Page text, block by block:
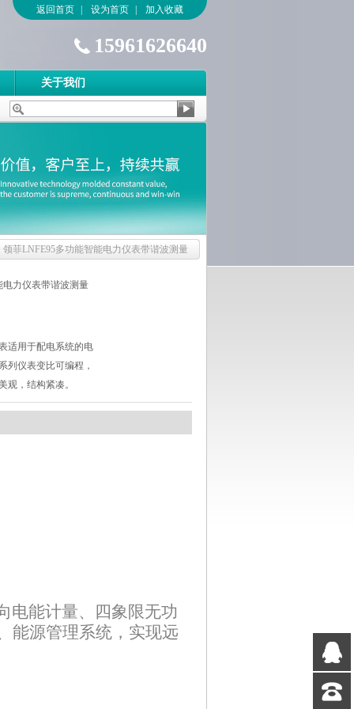
15961626640
返回首页 设为首页 加入收藏
关于我们
领菲LNFE95多功能智能电力仪表带谐波测量
电力仪表带谐波测量
适用于配电系统的电
列仪表变比可编程，
观，结构紧凑。
电能计量、四象限无功
能源管理系统，实现远
客服